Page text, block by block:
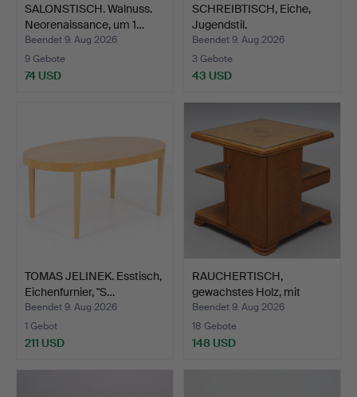
SALONSTISCH. Walnuss.
Neorenaissance, um 1…
Beendet 9. Aug 2026
9 Gebote
74 USD
SCHREIBTISCH, Eiche,
Jugendstil.
Beendet 9. Aug 2026
3 Gebote
43 USD
TOMAS JELINEK. Esstisch,
Eichenfurnier, "S…
Beendet 9. Aug 2026
1 Gebot
211 USD
RAUCHERTISCH,
gewachstes Holz, mit
Glaspla…
Beendet 9. Aug 2026
18 Gebote
148 USD